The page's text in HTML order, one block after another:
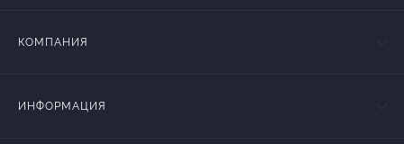
КОМПАНИЯ
ИНФОРМАЦИЯ